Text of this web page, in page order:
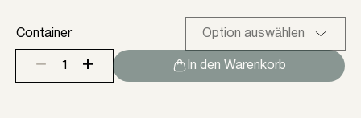
Container
−
Kleber
Lovely
+ In den Warenkorb